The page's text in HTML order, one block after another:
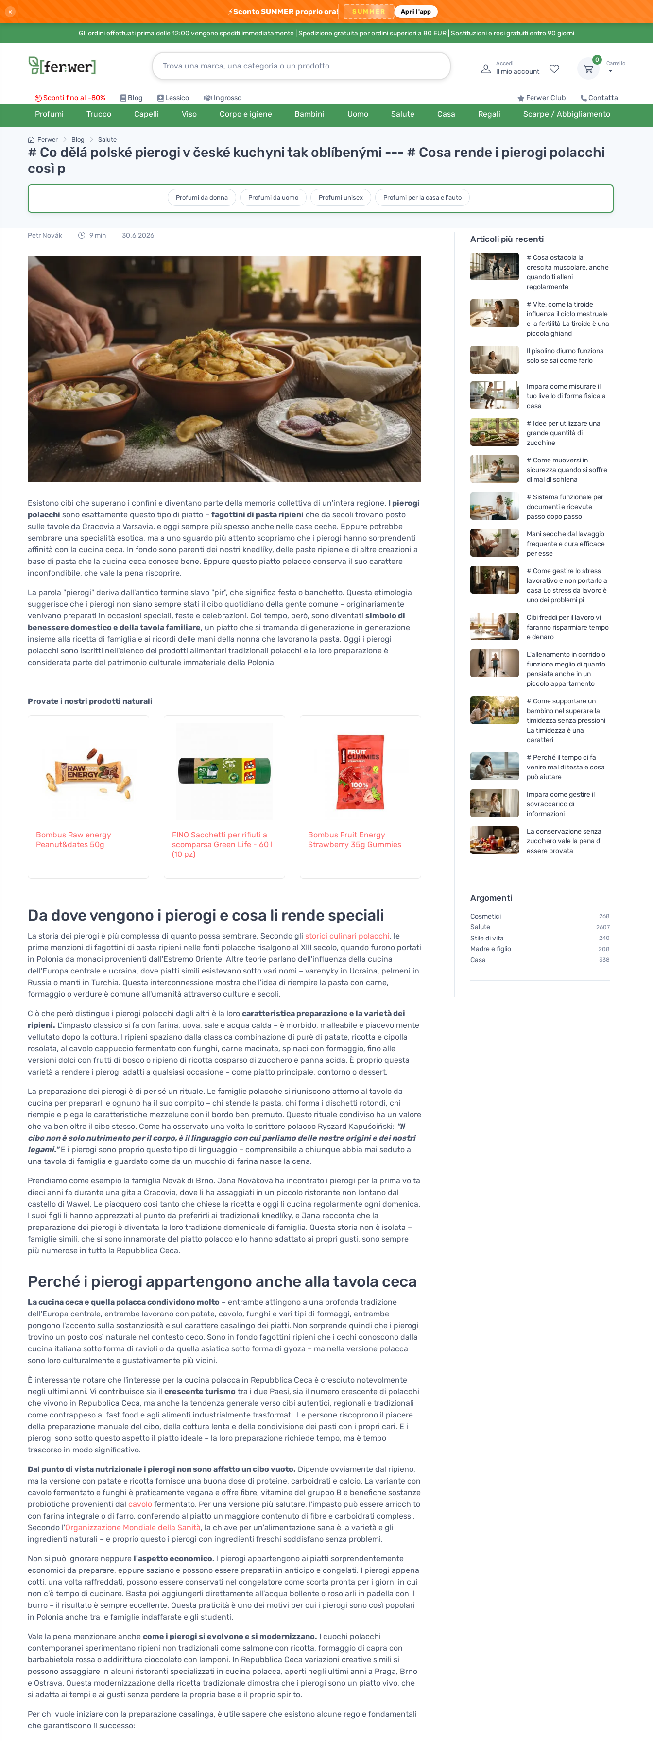
× ⚡Sconto SUMMER proprio ora! SUMMER Apri l'app
Gli ordini effettuati prima delle 12:00 vengono spediti immediatamente | Spedizione gratuita per ordini superiori a 80 EUR | Sostituzioni e resi gratuiti entro 90 giorni
Accedi
Il mio account
0
Carrello
Sconti fino al -80% Blog Lessico Ingrosso Ferwer Club Contatta
Profumi Trucco Capelli Viso Corpo e igiene Bambini Uomo Salute Casa Regali Scarpe / Abbigliamento
Ferwer Blog Salute
# Co dělá polské pierogi v české kuchyni tak oblíbenými --- # Cosa rende i pierogi polacchi
così p
Profumi da donna Profumi da uomo Profumi unisex Profumi per la casa e l'auto
Petr Novák 9 min 30.6.2026
Esistono cibi che superano i confini e diventano parte della memoria collettiva di un'intera regione. I pierogi
polacchi sono esattamente questo tipo di piatto – fagottini di pasta ripieni che da secoli trovano posto
sulle tavole da Cracovia a Varsavia, e oggi sempre più spesso anche nelle case ceche. Eppure potrebbe
sembrare una specialità esotica, ma a uno sguardo più attento scopriamo che i pierogi hanno sorprendenti
affinità con la cucina ceca. In fondo sono parenti dei nostri knedlíky, delle paste ripiene e di altre creazioni a
base di pasta che la cucina ceca conosce bene. Eppure questo piatto polacco conserva il suo carattere
inconfondibile, che vale la pena riscoprire.
La parola "pierogi" deriva dall'antico termine slavo "pir", che significa festa o banchetto. Questa etimologia
suggerisce che i pierogi non siano sempre stati il cibo quotidiano della gente comune – originariamente
venivano preparati in occasioni speciali, feste e celebrazioni. Col tempo, però, sono diventati simbolo di
benessere domestico e della tavola familiare, un piatto che si tramanda di generazione in generazione
insieme alla ricetta di famiglia e ai ricordi delle mani della nonna che lavorano la pasta. Oggi i pierogi
polacchi sono iscritti nell'elenco dei prodotti alimentari tradizionali polacchi e la loro preparazione è
considerata parte del patrimonio culturale immateriale della Polonia.
Provate i nostri prodotti naturali
Bombus Raw energy
Peanut&dates 50g
FINO Sacchetti per rifiuti a
scomparsa Green Life - 60 l
(10 pz)
Bombus Fruit Energy
Strawberry 35g Gummies
Da dove vengono i pierogi e cosa li rende speciali
La storia dei pierogi è più complessa di quanto possa sembrare. Secondo gli storici culinari polacchi, le
prime menzioni di fagottini di pasta ripieni nelle fonti polacche risalgono al XIII secolo, quando furono portati
in Polonia da monaci provenienti dall'Estremo Oriente. Altre teorie parlano dell'influenza della cucina
dell'Europa centrale e ucraina, dove piatti simili esistevano sotto vari nomi – varenyky in Ucraina, pelmeni in
Russia o manti in Turchia. Questa interconnessione mostra che l'idea di riempire la pasta con carne,
formaggio o verdure è comune all'umanità attraverso culture e secoli.
Ciò che però distingue i pierogi polacchi dagli altri è la loro caratteristica preparazione e la varietà dei
ripieni. L'impasto classico si fa con farina, uova, sale e acqua calda – è morbido, malleabile e piacevolmente
vellutato dopo la cottura. I ripieni spaziano dalla classica combinazione di purè di patate, ricotta e cipolla
rosolata, al cavolo cappuccio fermentato con funghi, carne macinata, spinaci con formaggio, fino alle
versioni dolci con frutti di bosco o ripieno di ricotta cosparso di zucchero e panna acida. È proprio questa
varietà a rendere i pierogi adatti a qualsiasi occasione – come piatto principale, contorno o dessert.
La preparazione dei pierogi è di per sé un rituale. Le famiglie polacche si riuniscono attorno al tavolo da
cucina per prepararli e ognuno ha il suo compito – chi stende la pasta, chi forma i dischetti rotondi, chi
riempie e piega le caratteristiche mezzelune con il bordo ben premuto. Questo rituale condiviso ha un valore
che va ben oltre il cibo stesso. Come ha osservato una volta lo scrittore polacco Ryszard Kapuściński: "Il
cibo non è solo nutrimento per il corpo, è il linguaggio con cui parliamo delle nostre origini e dei nostri
legami."E i pierogi sono proprio questo tipo di linguaggio – comprensibile a chiunque abbia mai seduto a
una tavola di famiglia e guardato come da un mucchio di farina nasce la cena.
Prendiamo come esempio la famiglia Novák di Brno. Jana Nováková ha incontrato i pierogi per la prima volta
dieci anni fa durante una gita a Cracovia, dove li ha assaggiati in un piccolo ristorante non lontano dal
castello di Wawel. Le piacquero così tanto che chiese la ricetta e oggi li cucina regolarmente ogni domenica.
I suoi figli li hanno apprezzati al punto da preferirli ai tradizionali knedlíky, e Jana racconta che la
preparazione dei pierogi è diventata la loro tradizione domenicale di famiglia. Questa storia non è isolata –
famiglie simili, che si sono innamorate del piatto polacco e lo hanno adattato ai propri gusti, sono sempre
più numerose in tutta la Repubblica Ceca.
Perché i pierogi appartengono anche alla tavola ceca
La cucina ceca e quella polacca condividono molto – entrambe attingono a una profonda tradizione
dell'Europa centrale, entrambe lavorano con patate, cavolo, funghi e vari tipi di formaggi, entrambe
pongono l'accento sulla sostanziosità e sul carattere casalingo dei piatti. Non sorprende quindi che i pierogi
trovino un posto così naturale nel contesto ceco. Sono in fondo fagottini ripieni che i cechi conoscono dalla
cucina italiana sotto forma di ravioli o da quella asiatica sotto forma di gyoza – ma nella versione polacca
sono loro culturalmente e gustativamente più vicini.
È interessante notare che l'interesse per la cucina polacca in Repubblica Ceca è cresciuto notevolmente
negli ultimi anni. Vi contribuisce sia il crescente turismo tra i due Paesi, sia il numero crescente di polacchi
che vivono in Repubblica Ceca, ma anche la tendenza generale verso cibi autentici, regionali e tradizionali
come contrappeso al fast food e agli alimenti industrialmente trasformati. Le persone riscoprono il piacere
della preparazione manuale del cibo, della cottura lenta e della condivisione dei pasti con i propri cari. E i
pierogi sono sotto questo aspetto il piatto ideale – la loro preparazione richiede tempo, ma è tempo
trascorso in modo significativo.
Dal punto di vista nutrizionale i pierogi non sono affatto un cibo vuoto. Dipende ovviamente dal ripieno,
ma la versione con patate e ricotta fornisce una buona dose di proteine, carboidrati e calcio. La variante con
cavolo fermentato e funghi è praticamente vegana e offre fibre, vitamine del gruppo B e benefiche sostanze
probiotiche provenienti dal cavolo fermentato. Per una versione più salutare, l'impasto può essere arricchito
con farina integrale o di farro, conferendo al piatto un maggiore contenuto di fibre e carboidrati complessi.
Secondo l'Organizzazione Mondiale della Sanità, la chiave per un'alimentazione sana è la varietà e gli
ingredienti naturali – e proprio questo i pierogi con ingredienti freschi soddisfano senza problemi.
Non si può ignorare neppure l'aspetto economico. I pierogi appartengono ai piatti sorprendentemente
economici da preparare, eppure saziano e possono essere preparati in anticipo e congelati. I pierogi appena
cotti, una volta raffreddati, possono essere conservati nel congelatore come scorta pronta per i giorni in cui
non c'è tempo di cucinare. Basta poi aggiungerli direttamente all'acqua bollente o rosolarli in padella con il
burro – il risultato è sempre eccellente. Questa praticità è uno dei motivi per cui i pierogi sono così popolari
in Polonia anche tra le famiglie indaffarate e gli studenti.
Vale la pena menzionare anche come i pierogi si evolvono e si modernizzano. I cuochi polacchi
contemporanei sperimentano ripieni non tradizionali come salmone con ricotta, formaggio di capra con
barbabietola rossa o addirittura cioccolato con lamponi. In Repubblica Ceca variazioni creative simili si
possono assaggiare in alcuni ristoranti specializzati in cucina polacca, aperti negli ultimi anni a Praga, Brno
e Ostrava. Questa modernizzazione della ricetta tradizionale dimostra che i pierogi sono un piatto vivo, che
si adatta ai tempi e ai gusti senza perdere la propria base e il proprio spirito.
Per chi vuole iniziare con la preparazione casalinga, è utile sapere che esistono alcune regole fondamentali
che garantiscono il successo:
Articoli più recenti
# Cosa ostacola la
crescita muscolare, anche
quando ti alleni
regolarmente
# Víte, come la tiroide
influenza il ciclo mestruale
e la fertilità La tiroide è una
piccola ghiand
Il pisolino diurno funziona
solo se sai come farlo
Impara come misurare il
tuo livello di forma fisica a
casa
# Idee per utilizzare una
grande quantità di
zucchine
# Come muoversi in
sicurezza quando si soffre
di mal di schiena
# Sistema funzionale per
documenti e ricevute
passo dopo passo
Mani secche dal lavaggio
frequente e cura efficace
per esse
# Come gestire lo stress
lavorativo e non portarlo a
casa Lo stress da lavoro è
uno dei problemi pi
Cibi freddi per il lavoro vi
faranno risparmiare tempo
e denaro
L'allenamento in corridoio
funziona meglio di quanto
pensiate anche in un
piccolo appartamento
# Come supportare un
bambino nel superare la
timidezza senza pressioni
La timidezza è una
caratteri
# Perché il tempo ci fa
venire mal di testa e cosa
può aiutare
Impara come gestire il
sovraccarico di
informazioni
La conservazione senza
zucchero vale la pena di
essere provata
Argomenti
Cosmetici 268
Salute 2607
Stile di vita 240
Madre e figlio 208
Casa 338